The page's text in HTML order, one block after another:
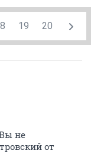
19 20
не
от